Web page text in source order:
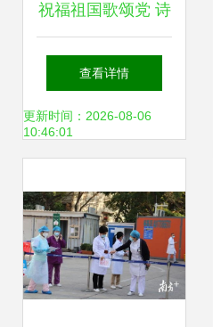
祝福祖国歌颂党 诗
情澎湃深圳湾
查看详情
更新时间：2026-08-06
10:46:01